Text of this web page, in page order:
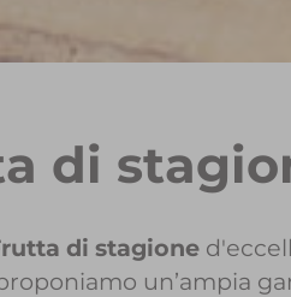
di
di stagione
un’ampia